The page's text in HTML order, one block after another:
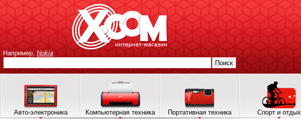
Например, Nokia
Поиск
Авто-электроника Компьютерная техника Портативная техника Спорт и отдых